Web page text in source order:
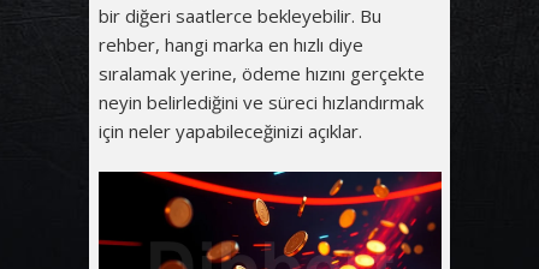
bir diğeri saatlerce bekleyebilir. Bu
rehber, hangi marka en hızlı diye
sıralamak yerine, ödeme hızını gerçekte
neyin belirlediğini ve süreci hızlandırmak
için neler yapabileceğinizi açıklar.